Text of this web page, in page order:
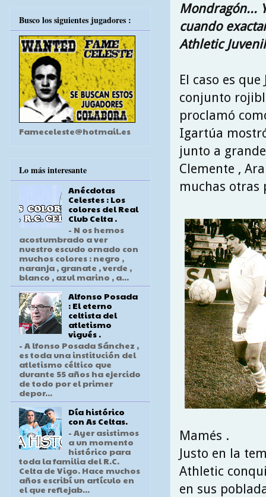
Mondragón...
cuando
Athletic
El caso es
conjunto
proclamó
Igartúa
junto a
Clemente ,
muchas otras
Mamés .
Justo en la
Athletic
en sus
Busco los siguientes jugadores :
Fameceleste@hotmail.es
Lo más interesante
Anécdotas
Celestes : Los
colores del Real
Club Celta .
- N os hemos
acostumbrado a ver
nuestro escudo ornado con
muchos colores : negro ,
naranja , granate , verde ,
blanco , azul marino , a...
Alfonso Posada
: El eterno
celtista del
atletismo
vigués .
- A lfonso Posada Sánchez ,
es toda una institución del
atletismo céltico que
durante 55 años ha ejercido
de todo por el primer
depor...
Día histórico
con As Celtas.
- Ayer asistimos
a un momento
histórico para
toda la familia del R.C.
Celta de Vigo. Hace muchos
años escribí un artículo en
el que reflejab...